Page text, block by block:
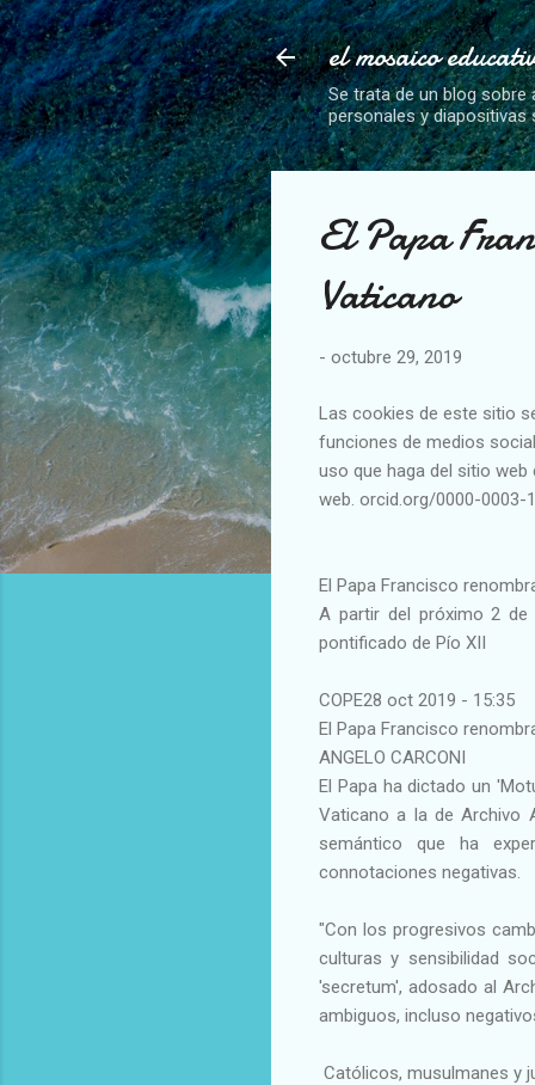
el mosaico
Se trata de un blog
personales y
El Papa
Vaticano
- octubre 29, 2019
Las cookies de este sitio
funciones de medios
uso que haga del sitio
web. orcid.org/0000-0003-
El Papa Francisco
A partir del próximo 2 de
pontificado de Pío XII
COPE28 oct 2019 - 15:35
El Papa Francisco
ANGELO CARCONI
El Papa ha dictado un
Vaticano a la de Archivo
semántico que ha
connotaciones negativas.
"Con los progresivos
culturas y sensibilidad
'secretum', adosado al
ambiguos, incluso
Católicos, musulmanes y